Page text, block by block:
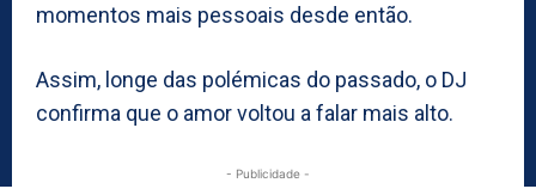
momentos mais pessoais desde então.
Assim, longe das polémicas do passado, o DJ
confirma que o amor voltou a falar mais alto.
- Publicidade -